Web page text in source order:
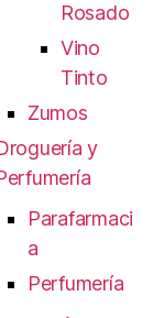
Rosado
Vino
Tinto
Zumos
y
Parafarmaci
a
Perfumería